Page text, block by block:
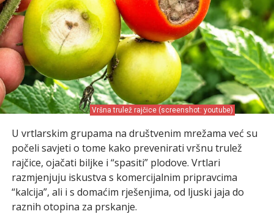
Vršna trulež rajčice (screenshot: youtube)
U vrtlarskim grupama na društvenim mrežama već su
počeli savjeti o tome kako prevenirati vršnu trulež
rajčice, ojačati biljke i “spasiti” plodove. Vrtlari
razmjenjuju iskustva s komercijalnim pripravcima
“kalcija”, ali i s domaćim rješenjima, od ljuski jaja do
raznih otopina za prskanje.